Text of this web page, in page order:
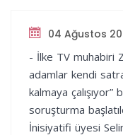
04 Ağustos
- İlke TV muhabiri
adamlar kendi
kalmaya çalışıyor”
soruşturma
İnisiyatifi üyesi